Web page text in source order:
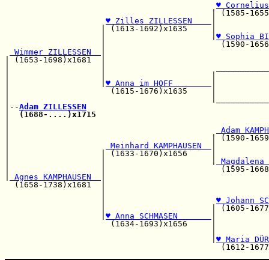
♥
♥ Zilles ZILLESSEN
| (1613-1692)x1635
♥ Sophia
|
Wimmer ZILLESSEN
| (1653-1698)x1681  |
♥ Anna im HOFF
|                     (1615-
|--Adam ZILLESSEN
(1688-....)x1715
Adam
|
Meinhard KAMPHAUSEN
|                   | (1633-
Magdalena
|                   |
Agnes KAMPHAUSEN
(1658-
♥ Johann
|                      |
♥ Anna SCHMASEN
(1634-
♥ Maria